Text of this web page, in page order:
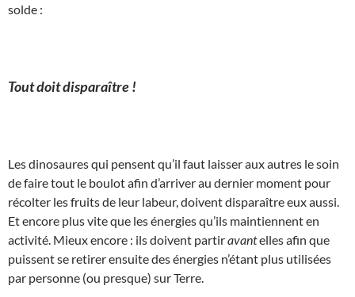
solde :
Tout doit disparaître !
Les dinosaures qui pensent qu’il faut laisser aux autres le soin
de faire tout le boulot afin d’arriver au dernier moment pour
récolter les fruits de leur labeur, doivent disparaître eux aussi.
Et encore plus vite que les énergies qu’ils maintiennent en
activité. Mieux encore : ils doivent partiravantelles afin que
puissent se retirer ensuite des énergies n’étant plus utilisées
par personne (ou presque) sur Terre.